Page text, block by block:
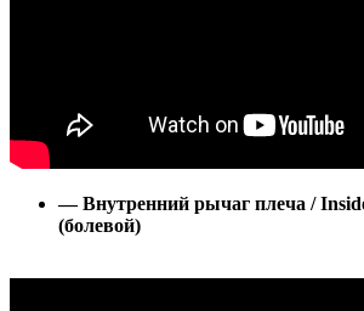
— Внутренний рычаг плеча /
(болевой)